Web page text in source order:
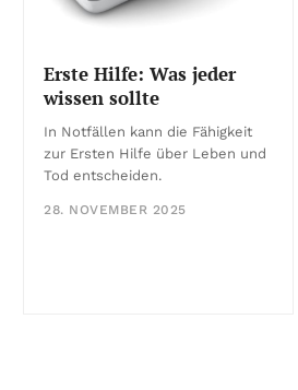
Erste Hilfe: Was jeder
wissen sollte
In Notfällen kann die Fähigkeit
zur Ersten Hilfe über Leben und
Tod entscheiden.
28. NOVEMBER 2025